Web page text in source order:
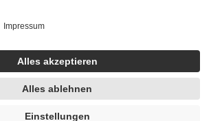
dass es sich um echte Bewertungen
hc/de/articles/4419944605341
wurden unter Zuhilfenahme künstlicher